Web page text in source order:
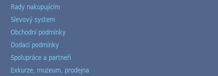
Rady nakupujícím
Slevový system
Obchodní podmínky
Dodací podmínky
Spolupráce a partneři
Exkurze, muzeum, prodejna